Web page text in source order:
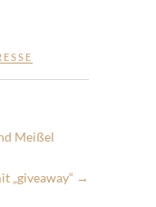
Meißel
„giveaway“ →